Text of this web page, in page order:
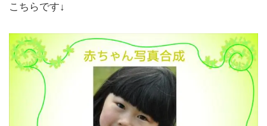
こちらです↓